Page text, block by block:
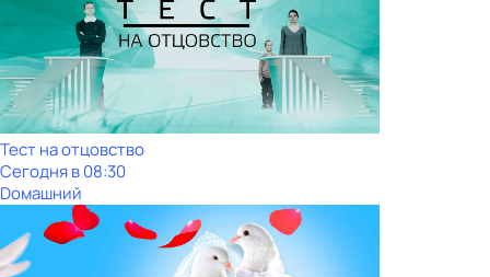
Тест на отцовство
Сегодня в 08:30
Dомашний